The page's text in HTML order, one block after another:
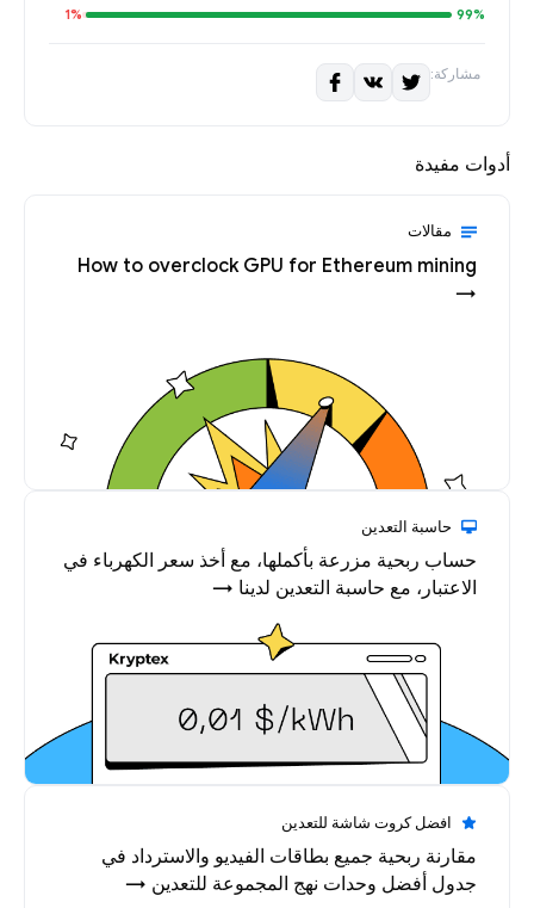
99%
1%
مشاركة:
أدوات مفيدة
مقالات
How to overclock GPU for Ethereum mining
→
حاسبة التعدين
حساب ربحية مزرعة بأكملها، مع أخذ سعر الكهرباء في
الاعتبار، مع حاسبة التعدين لدينا →
افضل كروت شاشة للتعدين
مقارنة ربحية جميع بطاقات الفيديو والاسترداد في
جدول أفضل وحدات نهج المجموعة للتعدين →